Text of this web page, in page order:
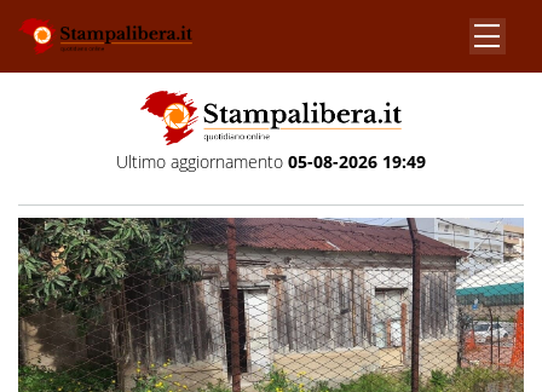
Ultimo aggiornamento 05-08-2026 19:49